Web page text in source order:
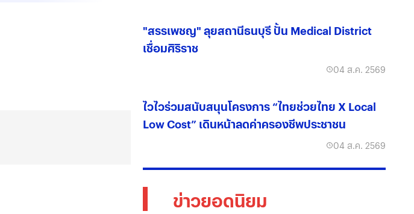
"สรรเพชญ" ลุยสถานีธนบุรี ปั้น Medical District
เชื่อมศิริราช
04 ส.ค. 2569
ไวไวร่วมสนับสนุนโครงการ “ไทยช่วยไทย X Local
Low Cost” เดินหน้าลดค่าครองชีพประชาชน
04 ส.ค. 2569
ข่าวยอดนิยม